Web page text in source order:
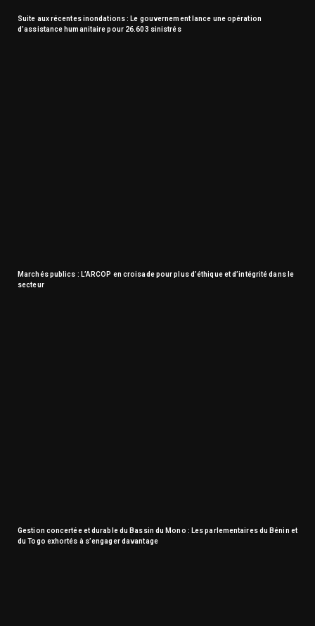
Suite aux récentes inondations : Le gouvernement lance une opération
d’assistance humanitaire pour 26.603 sinistrés
Marchés publics : L’ARCOP en croisade pour plus d’éthique et d’intégrité dans le
secteur
Gestion concertée et durable du Bassin du Mono : Les parlementaires du Bénin et
du Togo exhortés à s’engager davantage